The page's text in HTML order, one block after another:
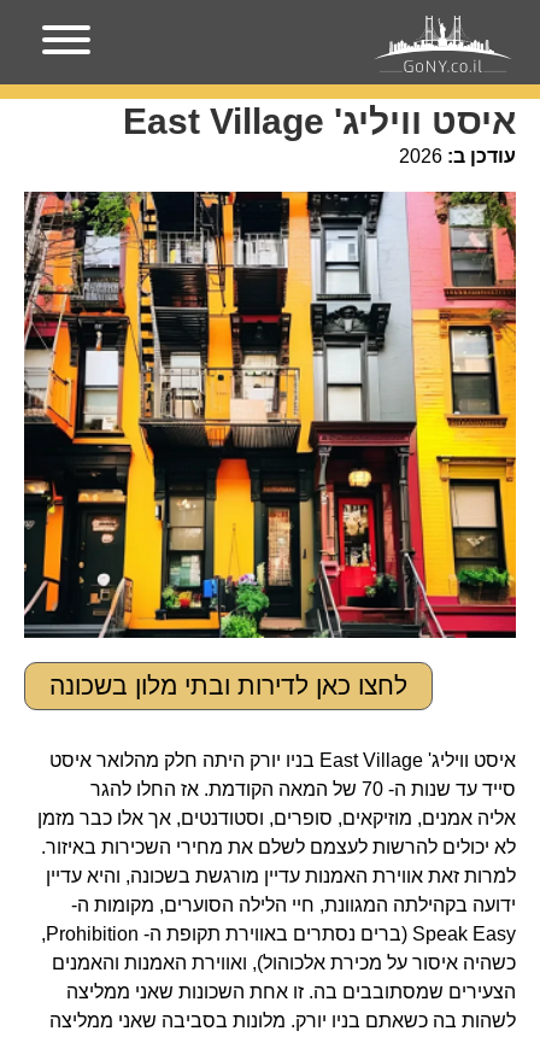
עמוד הבית מקומות בניו-יורק
איסט וויליג' East Village
עודכן ב: 2026
לחצו כאן לדירות ובתי מלון בשכונה
איסט וויליג' East Village בניו יורק היתה חלק מהלואר איסט
סייד עד שנות ה- 70 של המאה הקודמת. אז החלו להגר
אליה אמנים, מוזיקאים, סופרים, וסטודנטים, אך אלו כבר מזמן
לא יכולים להרשות לעצמם לשלם את מחירי השכירות באיזור.
למרות זאת אווירת האמנות עדיין מורגשת בשכונה, והיא עדיין
ידועה בקהילתה המגוונת, חיי הלילה הסוערים, מקומות ה-
Speak Easy (ברים נסתרים באווירת תקופת ה- Prohibition,
כשהיה איסור על מכירת אלכוהול), ואווירת האמנות והאמנים
הצעירים שמסתובבים בה. זו אחת השכונות שאני ממליצה
לשהות בה כשאתם בניו יורק. מלונות בסביבה שאני ממליצה